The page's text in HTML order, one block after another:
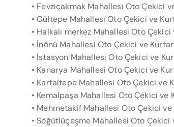
• Fevziçakmak Mahallesi Oto Çekici
• Gültepe Mahallesi Oto Çekici ve
• Halkalı merkez Mahallesi Oto Çekici
• İnönü Mahallesi Oto Çekici ve
• İstasyon Mahallesi Oto Çekici ve
• Kanarya Mahallesi Oto Çekici ve
• Kartaltepe Mahallesi Oto Çekici ve
• Kemalpaşa Mahallesi Oto Çekici ve
• Mehmetakif Mahallesi Oto Çekici ve
• Söğütlüçeşme Mahallesi Oto Çekici